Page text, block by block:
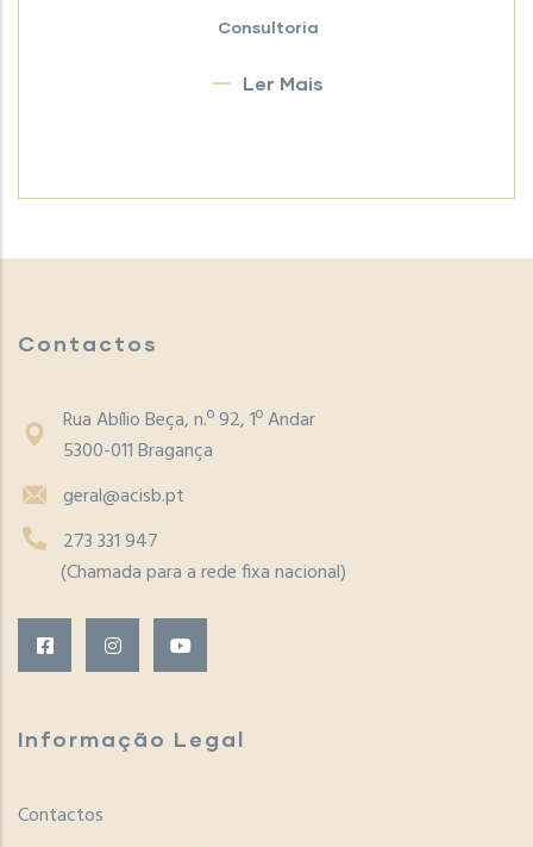
Consultoria
Ler Mais
Contactos
Rua Abílio Beça, n.º 92, 1º Andar
5300-011 Bragança
geral@acisb.pt
273 331 947
(Chamada para a rede fixa nacional)
Informação Legal
Contactos